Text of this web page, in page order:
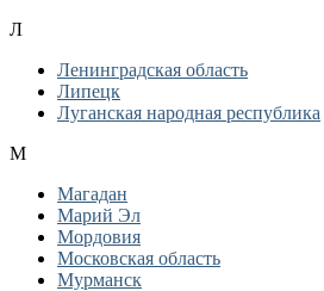
Л
Ленинградская область
Липецк
Луганская народная республика
М
Магадан
Марий Эл
Мордовия
Московская область
Мурманск